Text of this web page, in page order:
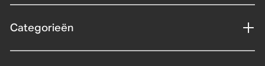
Categorieën